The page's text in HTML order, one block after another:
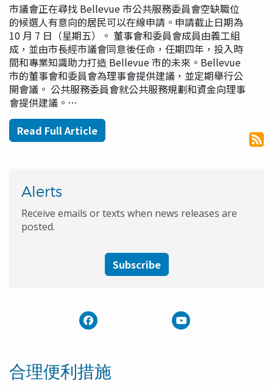
市議會正在尋找 Bellevue 市公共服務委員會空缺職位
的候選人有意向的居民可以在線申請。申請截止日期為
10 月 7 日（星期五）。 董事會和委員會成員由義工組
成，並由市長經市議會同意後任命，任期四年，投入時
間和專業知識助力打造 Bellevue 市的未來。Bellevue
市的董事會和委員會為理事會提供建議，並定期舉行公
開會議。 公共服務委員會就公共服務規劃和資金向理事
會提供建議。…
Read Full Article
Alerts
Receive emails or texts when news releases are
posted.
Subscribe
合理便利措施